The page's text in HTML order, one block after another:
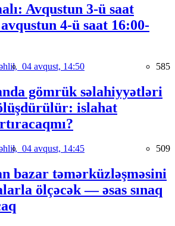
Avqustun 3-ü saat
4-ü saat 16:00-
04 avqust, 14:50 585
gömrük səlahiyyətləri
islahat
04 avqust, 14:45 509
bazar təmərküzləşməsini
ölçəcək — əsas sınaq